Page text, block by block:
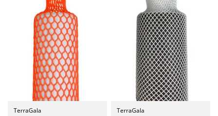
TerraGala TerraGala